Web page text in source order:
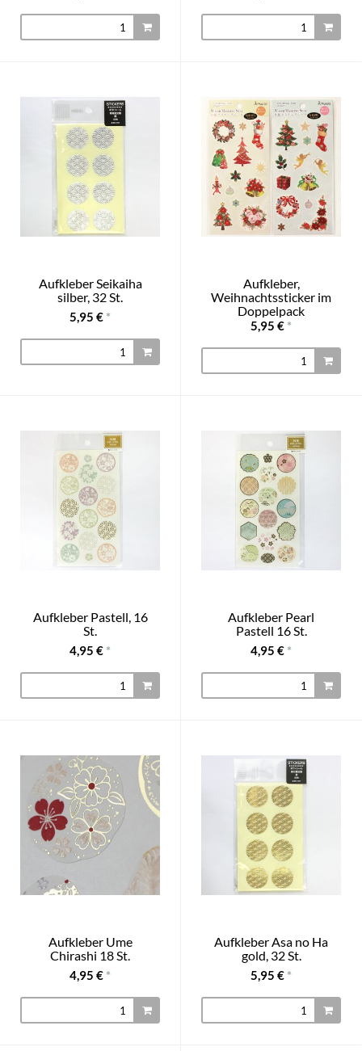
Aufkleber Seikaiha
silber, 32 St.
5,95 € *
Aufkleber,
Weihnachtssticker im
Doppelpack
5,95 € *
Aufkleber Pastell, 16
St.
4,95 € *
Aufkleber Pearl
Pastell 16 St.
4,95 € *
Aufkleber Ume
Chirashi 18 St.
4,95 € *
Aufkleber Asa no Ha
gold, 32 St.
5,95 € *